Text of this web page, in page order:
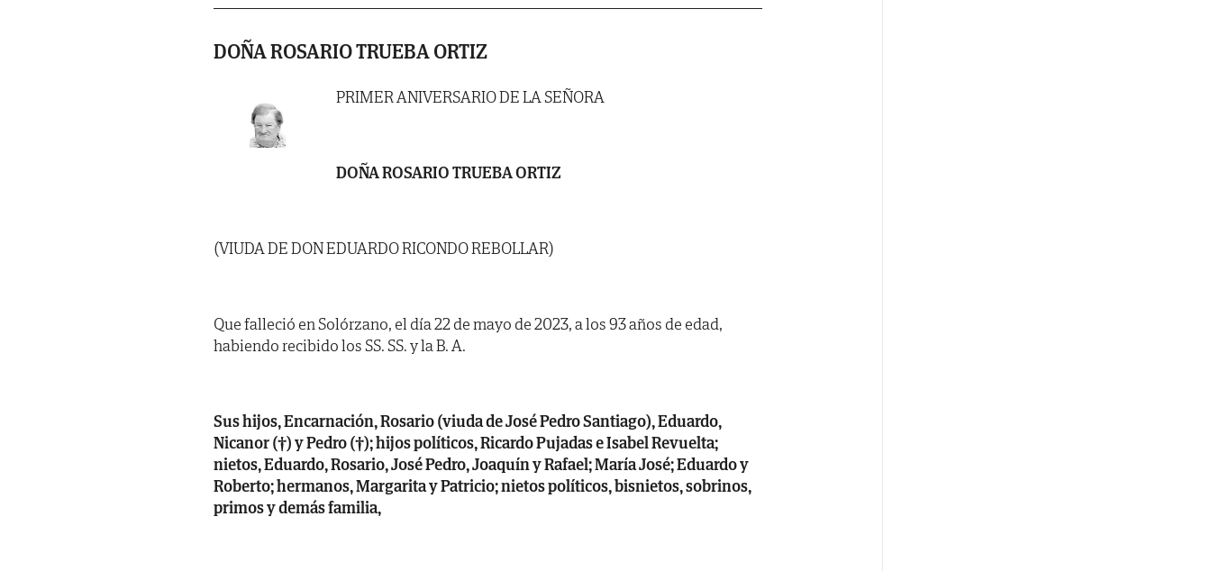
DOÑA ROSARIO TRUEBA ORTIZ
PRIMER ANIVERSARIO DE LA SEÑORA
DOÑA ROSARIO TRUEBA ORTIZ
(VIUDA DE DON EDUARDO RICONDO REBOLLAR)
Que falleció en Solórzano, el día 22 de mayo de 2023, a los 93 años de edad,
habiendo recibido los SS. SS. y la B. A.
Sus hijos, Encarnación, Rosario (viuda de José Pedro Santiago), Eduardo,
Nicanor (†) y Pedro (†); hijos políticos, Ricardo Pujadas e Isabel Revuelta;
nietos, Eduardo, Rosario, José Pedro, Joaquín y Rafael; María José; Eduardo y
Roberto; hermanos, Margarita y Patricio; nietos políticos, bisnietos, sobrinos,
primos y demás familia,